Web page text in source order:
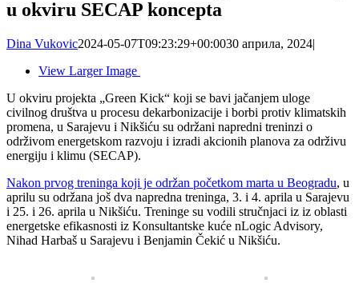
u okviru SECAP koncepta
Dina Vukovic2024-05-07T09:23:29+00:0030 априла, 2024|
View Larger Image
U okviru projekta „Green Kick“ koji se bavi jačanjem uloge
civilnog društva u procesu dekarbonizacije i borbi protiv klimatskih
promena, u Sarajevu i Nikšiću su održani napredni treninzi o
održivom energetskom razvoju i izradi akcionih planova za održivu
energiju i klimu (SECAP).
Nakon prvog treninga koji je održan početkom marta u Beogradu, u
aprilu su održana još dva napredna treninga, 3. i 4. aprila u Sarajevu
i 25. i 26. aprila u Nikšiću. Treninge su vodili stručnjaci iz iz oblasti
energetske efikasnosti iz Konsultantske kuće nLogic Advisory,
Nihad Harbaš u Sarajevu i Benjamin Čekić u Nikšiću.